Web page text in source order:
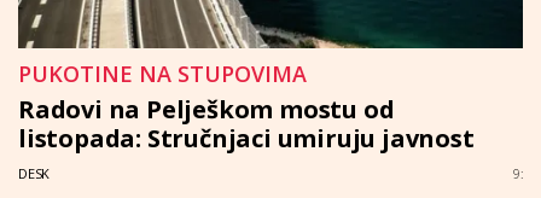
PUKOTINE NA STUPOVIMA
Radovi na Pelješkom mostu od
listopada: Stručnjaci umiruju javnost
DESK 9: